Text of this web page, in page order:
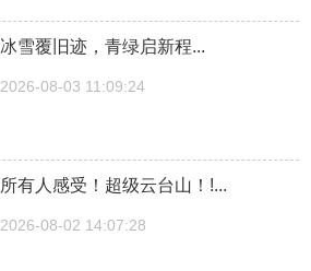
冰雪覆旧迹，青绿启新程...
2026-08-03 11:09:24
所有人感受！超级云台山！!...
2026-08-02 14:07:28